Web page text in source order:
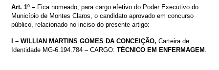
Art. 1º – Fica nomeado, para cargo efetivo do Poder Executivo do
Município de Montes Claros, o candidato aprovado em concurso
público, relacionado no inciso do presente artigo:
I – WILLIAN MARTINS GOMES DA CONCEIÇÃO, Carteira de
Identidade MG-6.194.784 – CARGO: TÉCNICO EM ENFERMAGEM